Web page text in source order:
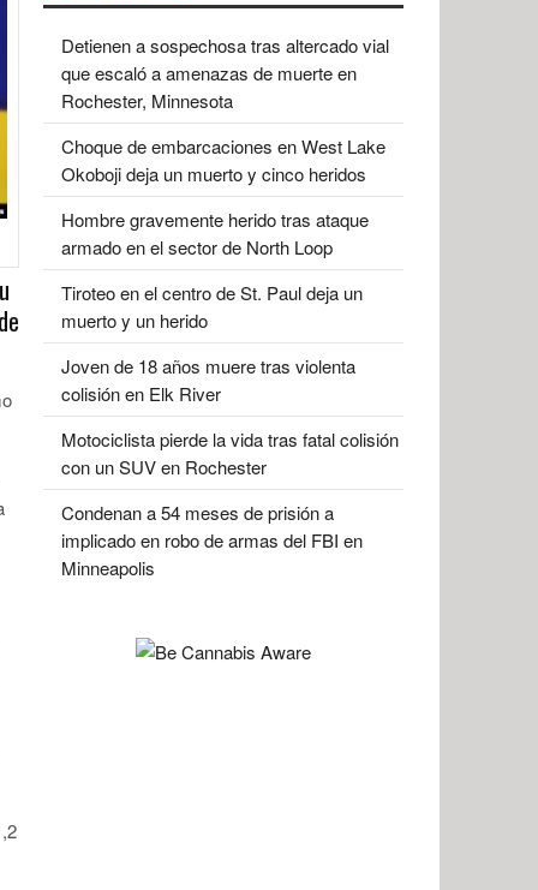
Detienen a sospechosa tras altercado vial
que escaló a amenazas de muerte en
Rochester, Minnesota
Choque de embarcaciones en West Lake
Okoboji deja un muerto y cinco heridos
Hombre gravemente herido tras ataque
armado en el sector de North Loop
Tiroteo en el centro de St. Paul deja un
muerto y un herido
Joven de 18 años muere tras violenta
colisión en Elk River
Motociclista pierde la vida tras fatal colisión
con un SUV en Rochester
Condenan a 54 meses de prisión a
implicado en robo de armas del FBI en
Minneapolis